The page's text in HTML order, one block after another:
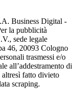
Business Digital -
la pubblicità
sede legale
46, 20093 Cologno
trasmessi e/o
all’addestramento di
fatto divieto
scraping.